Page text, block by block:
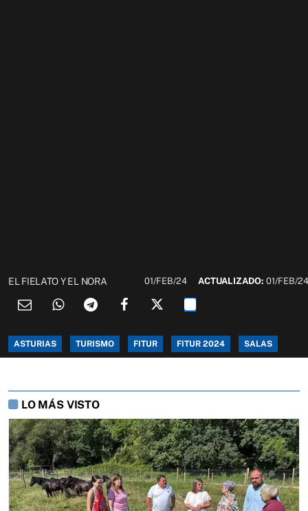
EL FIELATO Y EL NORA 01/FEB/24 ACTUALIZADO:01/FEB/
ASTURIAS TURISMO FITUR FITUR 2024 SALAS
LO MÁS VISTO